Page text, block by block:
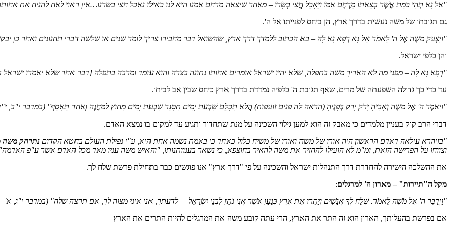
"אַל נָא תְהִי כַּמֵּת אֲשֶׁר בְּצֵאתוֹ מֵרֶחֶם אִמּוֹ וַיֵּאָכֵל חֲצִי בְשָׂרוֹ – מאחר שיצאה מרחם אמנו היא לנו כאילו נאכל חצי בשרנו…אין ראוי לאח להניח את
גם תגובתו של משה נעשית בדרך ארץ, הן ביחס לפנייתו אל ה'.
"וַיִּצְעַק מֹשֶׁה אֶל ה' לֵאמֹר אֵל נָא רְפָא נָא לָהּ – בא הכתוב ללמדך דרך ארץ, שהשואל דבר מחבירו צריך לומר שנים או שלשה דברי תחנונים ואחר כן
והן כלפי ישראל.
"רְפָא נָא לָהּ – מפני מה לא האריך משה בתפלה, שלא יהיו ישראל אומרים אחותו נתונה בצרה והוא עומד ומרבה בתפלה [דבר אחר שלא יאמרו ישראל
עד כדי כך גדולה השפעתה של מרים, שאף תגובת ה' כלפיה נמדדת בדרך ארץ כיחס שבין אב לביתו.
"וַיֹּאמֶר ה' אֶל מֹשֶׁה וְאָבִיהָ יָרֹק יָרַק בְּפָנֶיהָ (הראה לה פנים זועפות) הֲלֹא תִכָּלֵם שִׁבְעַת יָמִים תִּסָּגֵר שִׁבְעַת יָמִים מִחוּץ לַמַּחֲנֶה וְאַחַר תֵּאָסֵף" (במדבר י"ב,
דברי הרב קוק בעניין מלמדים כי מאבק זה הוא למען גילוי השכינה על מנת שתחדור ותגיע עד למקום בו נמצא האדם.
"בזיהרא עילאה דאדם הראשון היה אורו של משה ואורו של משיח כלול כאחד כי באמת נשמה אחת היא, ע"י נפילת העולם בחטא הקדום נתרחק משה
וצווחו על הפרישה הזאת, ומ"מ לא הועילו להחזיר את משה להאיר בחוצפא, כי נשאר בענוותנותו, "והאיש משה עניו מאד מכל האדם אשר ע"פ
את ההשלכה הישירה להחדרת דרך התנהלות ישראל והשכינה על פי "דרך ארץ" אנו פוגשים כבר בתחילת פרשת שלח לך.
מקל ה"תיירות" – מארון ה' למרגלים:
"וַיְדַבֵּר ה' אֶל מֹשֶׁה לֵּאמֹר. שְׁלַח לְךָ אֲנָשִׁים וְיָתֻרוּ אֶת אֶרֶץ כְּנַעַן אֲשֶׁר אֲנִי נֹתֵן לִבְנֵי יִשְׂרָאֵל – לדעתך, אני איני מצוה לך, אם תרצה שלח" (במדבר י"ג, א'
אם בפרשת בהעלותך, הארון הוא זה התר את הארץ, הרי עתה קובע משה את המרגלים להיות התרים את הארץ